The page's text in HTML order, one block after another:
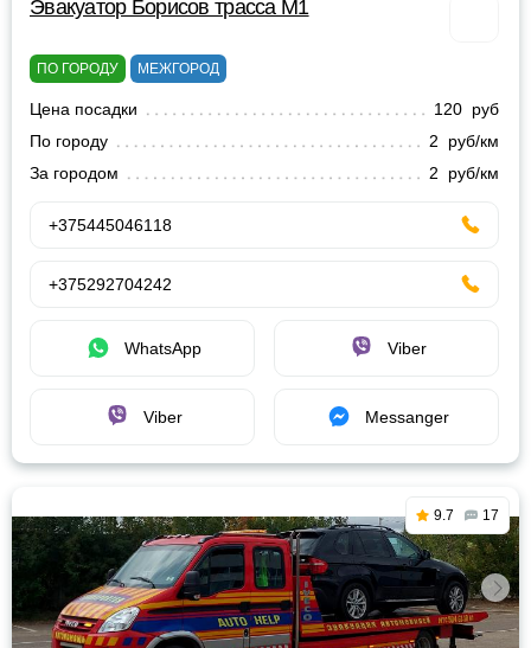
Эвакуатор Борисов трасса М1
ПО ГОРОДУ МЕЖГОРОД
Цена посадки
120 руб
По городу
2 руб/км
За городом
2 руб/км
+375445046118
+375292704242
WhatsApp Viber
Viber Messanger
9.7 17